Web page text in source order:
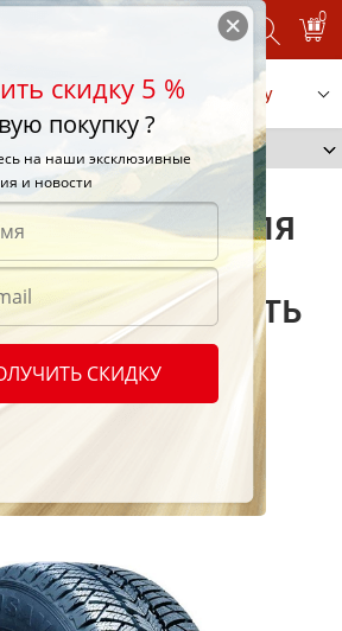
0
Заказать услугу
S49 для
–
и надежность
дороге
скидку 5 %
покупку ?
на наши эксклюзивные
и новости
СКИДКУ